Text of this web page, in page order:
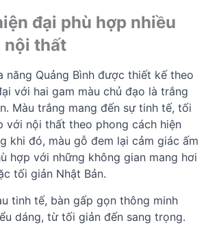
đại phù hợp nhiều
nội thất
năng Quảng Bình được thiết kế theo
với hai gam màu chủ đạo là trắng
Màu trắng mang đến sự tinh tế, tối
với nội thất theo phong cách hiện
khi đó, màu gỗ đem lại cảm giác ấm
hợp với những không gian mang hơi
tối giản Nhật Bản.
tinh tế, bàn gấp gọn thông minh
dáng, từ tối giản đến sang trọng.